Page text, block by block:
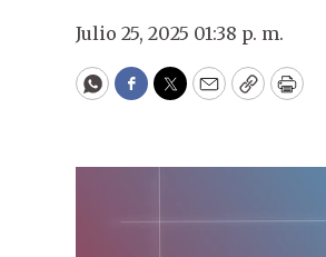
Julio 25, 2025 01:38 p. m.
WhatsApp
Facebook
Twitter
EmailCopyPrint